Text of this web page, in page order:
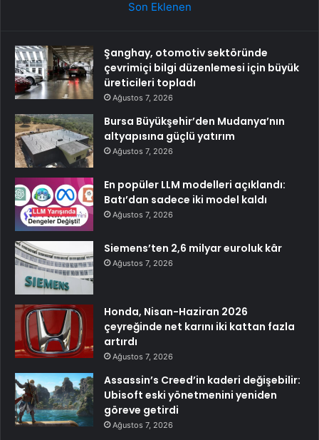
Son Eklenen
Şanghay, otomotiv sektöründe
çevrimiçi bilgi düzenlemesi için büyük
üreticileri topladı
Ağustos 7, 2026
Bursa Büyükşehir’den Mudanya’nın
altyapısına güçlü yatırım
Ağustos 7, 2026
En popüler LLM modelleri açıklandı:
Batı’dan sadece iki model kaldı
Ağustos 7, 2026
Siemens’ten 2,6 milyar euroluk kâr
Ağustos 7, 2026
Honda, Nisan-Haziran 2026
çeyreğinde net karını iki kattan fazla
artırdı
Ağustos 7, 2026
Assassin’s Creed’in kaderi değişebilir:
Ubisoft eski yönetmenini yeniden
göreve getirdi
Ağustos 7, 2026